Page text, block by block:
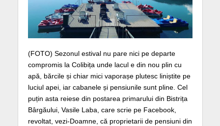
(FOTO) Sezonul estival nu pare nici pe departe
compromis la Colibița unde lacul e din nou plin cu
apă, bărcile și chiar mici vaporașe plutesc liniștite pe
luciul apei, iar cabanele și pensiunile sunt pline. Cel
puțin asta reiese din postarea primarului din Bistrița
Bârgăului, Vasile Laba, care scrie pe Facebook,
revoltat, vezi-Doamne, că proprietarii de pensiuni din